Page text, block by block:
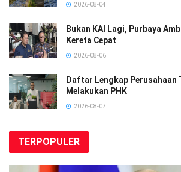
2026-08-04
Bukan KAI Lagi, Purbaya
Kereta Cepat
2026-08-06
Daftar Lengkap Perusahaan
Melakukan PHK
2026-08-07
TERPOPULER